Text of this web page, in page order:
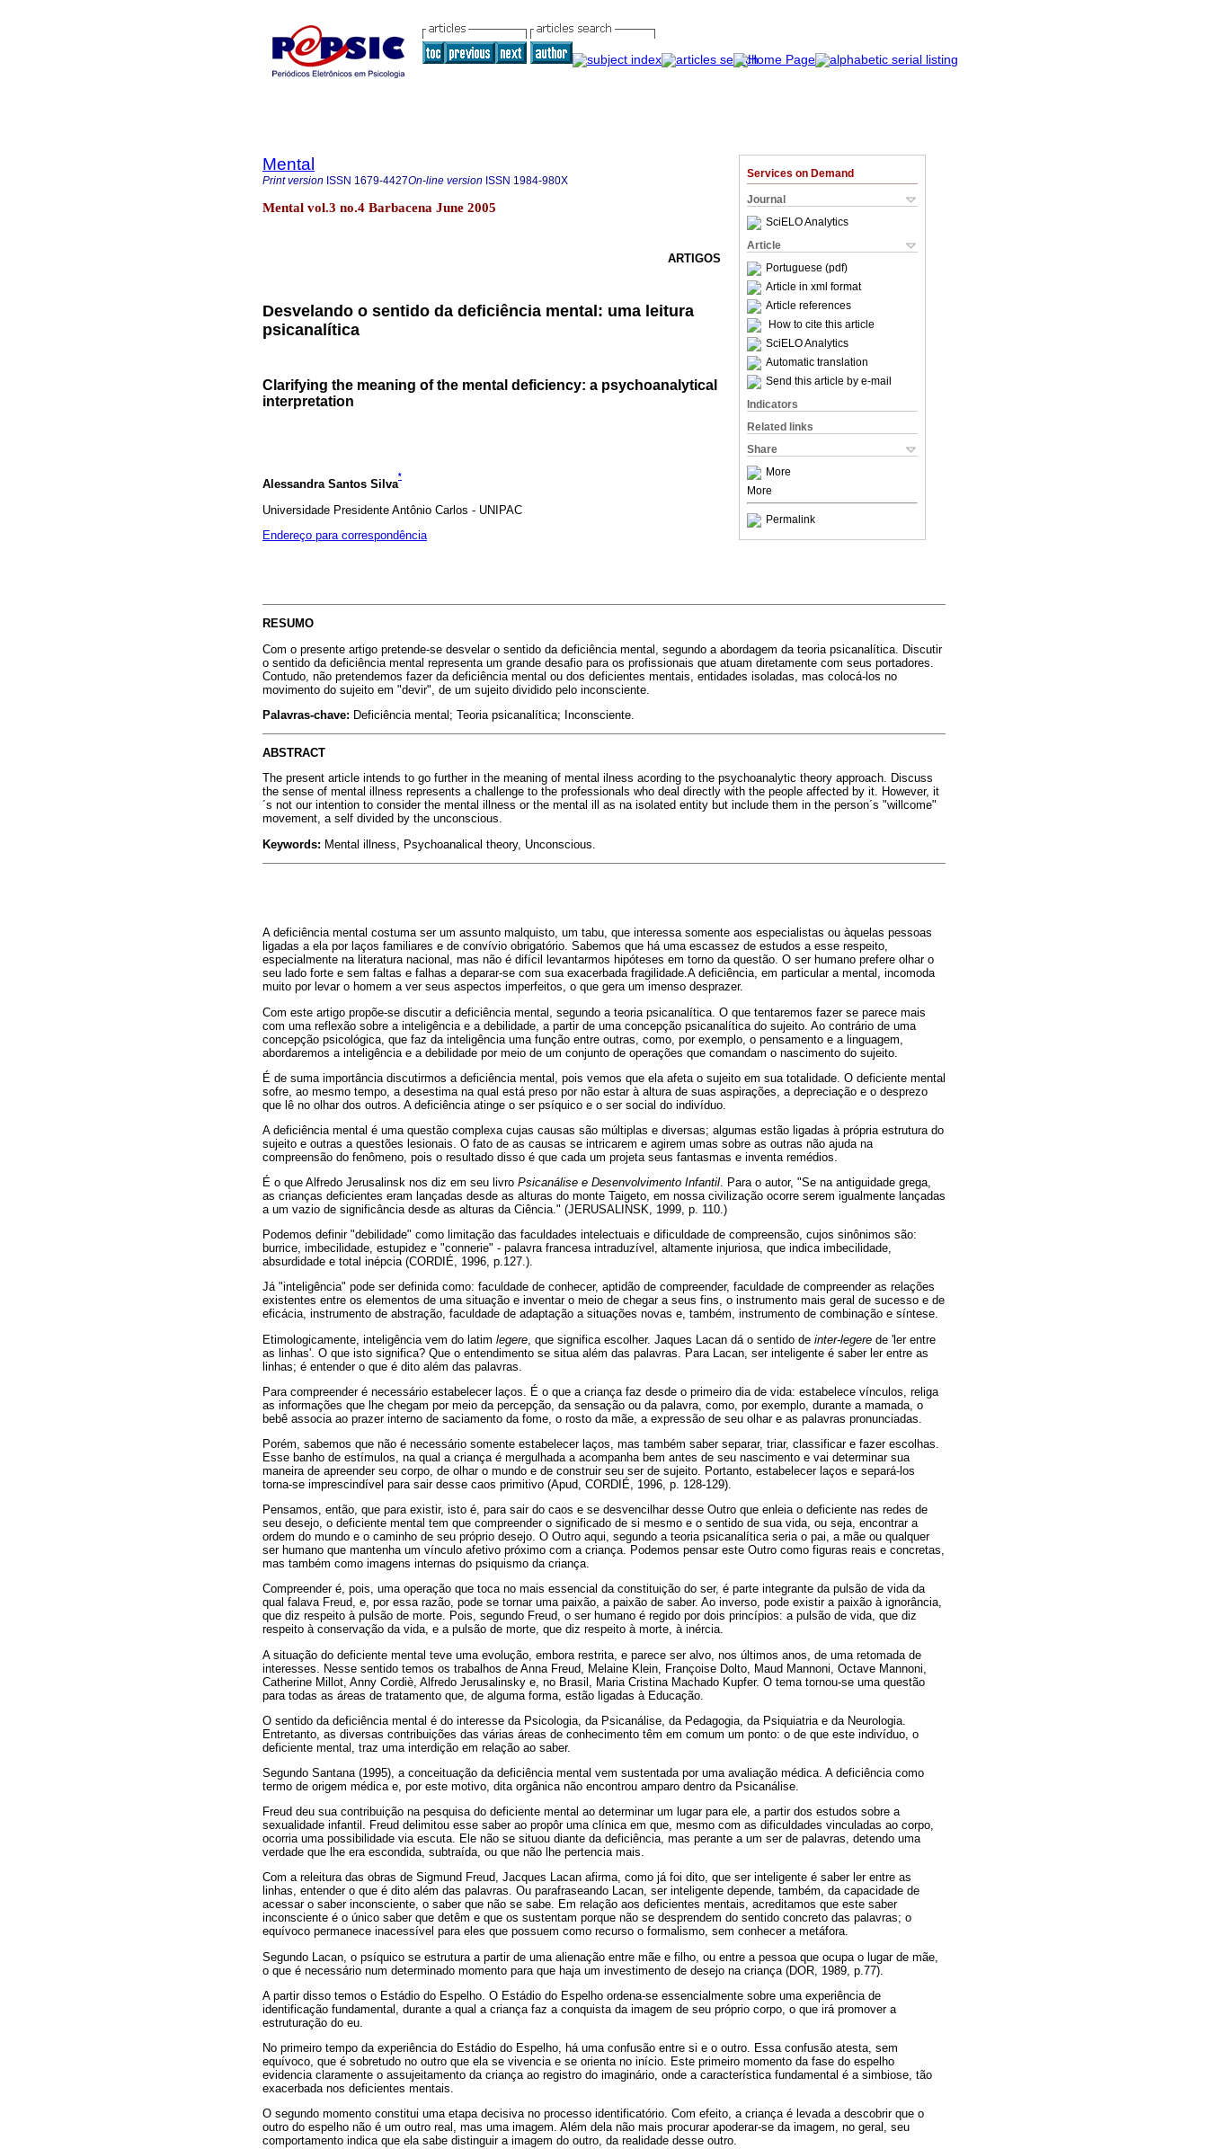
Services on Demand
Journal
SciELO Analytics
Article
Portuguese (pdf)
Article in xml format
Article references
How to cite this article
SciELO Analytics
Automatic translation
Send this article by e-mail
Indicators
Related links
Share
More
More
Permalink
Mental
Print version ISSN 1679-4427On-line version ISSN 1984-980X
Mental vol.3 no.4 Barbacena June 2005
ARTIGOS
Desvelando o sentido da deficiência mental: uma leitura
psicanalítica
Clarifying the meaning of the mental deficiency: a psychoanalytical
interpretation
Alessandra Santos Silva
*
Universidade Presidente Antônio Carlos - UNIPAC
Endereço para correspondência
RESUMO
Com o presente artigo pretende-se desvelar o sentido da deficiência mental, segundo a abordagem da teoria psicanalítica. Discutir
o sentido da deficiência mental representa um grande desafio para os profissionais que atuam diretamente com seus portadores.
Contudo, não pretendemos fazer da deficiência mental ou dos deficientes mentais, entidades isoladas, mas colocá-los no
movimento do sujeito em "devir", de um sujeito dividido pelo inconsciente.
Palavras-chave: Deficiência mental; Teoria psicanalítica; Inconsciente.
ABSTRACT
The present article intends to go further in the meaning of mental ilness acording to the psychoanalytic theory approach. Discuss
the sense of mental illness represents a challenge to the professionals who deal directly with the people affected by it. However, it
´s not our intention to consider the mental illness or the mental ill as na isolated entity but include them in the person´s "willcome"
movement, a self divided by the unconscious.
Keywords: Mental illness, Psychoanalical theory, Unconscious.
A deficiência mental costuma ser um assunto malquisto, um tabu, que interessa somente aos especialistas ou àquelas pessoas
ligadas a ela por laços familiares e de convívio obrigatório. Sabemos que há uma escassez de estudos a esse respeito,
especialmente na literatura nacional, mas não é difícil levantarmos hipóteses em torno da questão. O ser humano prefere olhar o
seu lado forte e sem faltas e falhas a deparar-se com sua exacerbada fragilidade.A deficiência, em particular a mental, incomoda
muito por levar o homem a ver seus aspectos imperfeitos, o que gera um imenso desprazer.
Com este artigo propõe-se discutir a deficiência mental, segundo a teoria psicanalítica. O que tentaremos fazer se parece mais
com uma reflexão sobre a inteligência e a debilidade, a partir de uma concepção psicanalítica do sujeito. Ao contrário de uma
concepção psicológica, que faz da inteligência uma função entre outras, como, por exemplo, o pensamento e a linguagem,
abordaremos a inteligência e a debilidade por meio de um conjunto de operações que comandam o nascimento do sujeito.
É de suma importância discutirmos a deficiência mental, pois vemos que ela afeta o sujeito em sua totalidade. O deficiente mental
sofre, ao mesmo tempo, a desestima na qual está preso por não estar à altura de suas aspirações, a depreciação e o desprezo
que lê no olhar dos outros. A deficiência atinge o ser psíquico e o ser social do indivíduo.
A deficiência mental é uma questão complexa cujas causas são múltiplas e diversas; algumas estão ligadas à própria estrutura do
sujeito e outras a questões lesionais. O fato de as causas se intricarem e agirem umas sobre as outras não ajuda na
compreensão do fenômeno, pois o resultado disso é que cada um projeta seus fantasmas e inventa remédios.
É o que Alfredo Jerusalinsk nos diz em seu livro Psicanálise e Desenvolvimento Infantil. Para o autor, "Se na antiguidade grega,
as crianças deficientes eram lançadas desde as alturas do monte Taigeto, em nossa civilização ocorre serem igualmente lançadas
a um vazio de significância desde as alturas da Ciência." (JERUSALINSK, 1999, p. 110.)
Podemos definir "debilidade" como limitação das faculdades intelectuais e dificuldade de compreensão, cujos sinônimos são:
burrice, imbecilidade, estupidez e "connerie" - palavra francesa intraduzível, altamente injuriosa, que indica imbecilidade,
absurdidade e total inépcia (CORDIÉ, 1996, p.127.).
Já "inteligência" pode ser definida como: faculdade de conhecer, aptidão de compreender, faculdade de compreender as relações
existentes entre os elementos de uma situação e inventar o meio de chegar a seus fins, o instrumento mais geral de sucesso e de
eficácia, instrumento de abstração, faculdade de adaptação a situações novas e, também, instrumento de combinação e síntese.
Etimologicamente, inteligência vem do latim legere , que significa escolher. Jaques Lacan dá o sentido de inter-legere de 'ler entre
as linhas'. O que isto significa? Que o entendimento se situa além das palavras. Para Lacan, ser inteligente é saber ler entre as
linhas; é entender o que é dito além das palavras.
Para compreender é necessário estabelecer laços. É o que a criança faz desde o primeiro dia de vida: estabelece vínculos, religa
as informações que lhe chegam por meio da percepção, da sensação ou da palavra, como, por exemplo, durante a mamada, o
bebê associa ao prazer interno de saciamento da fome, o rosto da mãe, a expressão de seu olhar e as palavras pronunciadas.
Porém, sabemos que não é necessário somente estabelecer laços, mas também saber separar, triar, classificar e fazer escolhas.
Esse banho de estímulos, na qual a criança é mergulhada a acompanha bem antes de seu nascimento e vai determinar sua
maneira de apreender seu corpo, de olhar o mundo e de construir seu ser de sujeito. Portanto, estabelecer laços e separá-los
torna-se imprescindível para sair desse caos primitivo (Apud, CORDIÉ, 1996, p. 128-129).
Pensamos, então, que para existir, isto é, para sair do caos e se desvencilhar desse Outro que enleia o deficiente nas redes de
seu desejo, o deficiente mental tem que compreender o significado de si mesmo e o sentido de sua vida, ou seja, encontrar a
ordem do mundo e o caminho de seu próprio desejo. O Outro aqui, segundo a teoria psicanalítica seria o pai, a mãe ou qualquer
ser humano que mantenha um vínculo afetivo próximo com a criança. Podemos pensar este Outro como figuras reais e concretas,
mas também como imagens internas do psiquismo da criança.
Compreender é, pois, uma operação que toca no mais essencial da constituição do ser, é parte integrante da pulsão de vida da
qual falava Freud, e, por essa razão, pode se tornar uma paixão, a paixão de saber. Ao inverso, pode existir a paixão à ignorância,
que diz respeito à pulsão de morte. Pois, segundo Freud, o ser humano é regido por dois princípios: a pulsão de vida, que diz
respeito à conservação da vida, e a pulsão de morte, que diz respeito à morte, à inércia.
A situação do deficiente mental teve uma evolução, embora restrita, e parece ser alvo, nos últimos anos, de uma retomada de
interesses. Nesse sentido temos os trabalhos de Anna Freud, Melaine Klein, Françoise Dolto, Maud Mannoni, Octave Mannoni,
Catherine Millot, Anny Cordiè, Alfredo Jerusalinsky e, no Brasil, Maria Cristina Machado Kupfer. O tema tornou-se uma questão
para todas as áreas de tratamento que, de alguma forma, estão ligadas à Educação.
O sentido da deficiência mental é do interesse da Psicologia, da Psicanálise, da Pedagogia, da Psiquiatria e da Neurologia.
Entretanto, as diversas contribuições das várias áreas de conhecimento têm em comum um ponto: o de que este indivíduo, o
deficiente mental, traz uma interdição em relação ao saber.
Segundo Santana (1995), a conceituação da deficiência mental vem sustentada por uma avaliação médica. A deficiência como
termo de origem médica e, por este motivo, dita orgânica não encontrou amparo dentro da Psicanálise.
Freud deu sua contribuição na pesquisa do deficiente mental ao determinar um lugar para ele, a partir dos estudos sobre a
sexualidade infantil. Freud delimitou esse saber ao propôr uma clínica em que, mesmo com as dificuldades vinculadas ao corpo,
ocorria uma possibilidade via escuta. Ele não se situou diante da deficiência, mas perante a um ser de palavras, detendo uma
verdade que lhe era escondida, subtraída, ou que não lhe pertencia mais.
Com a releitura das obras de Sigmund Freud, Jacques Lacan afirma, como já foi dito, que ser inteligente é saber ler entre as
linhas, entender o que é dito além das palavras. Ou parafraseando Lacan, ser inteligente depende, também, da capacidade de
acessar o saber inconsciente, o saber que não se sabe. Em relação aos deficientes mentais, acreditamos que este saber
inconsciente é o único saber que detêm e que os sustentam porque não se desprendem do sentido concreto das palavras; o
equívoco permanece inacessível para eles que possuem como recurso o formalismo, sem conhecer a metáfora.
Segundo Lacan, o psíquico se estrutura a partir de uma alienação entre mãe e filho, ou entre a pessoa que ocupa o lugar de mãe,
o que é necessário num determinado momento para que haja um investimento de desejo na criança (DOR, 1989, p.77).
A partir disso temos o Estádio do Espelho. O Estádio do Espelho ordena-se essencialmente sobre uma experiência de
identificação fundamental, durante a qual a criança faz a conquista da imagem de seu próprio corpo, o que irá promover a
estruturação do eu.
No primeiro tempo da experiência do Estádio do Espelho, há uma confusão entre si e o outro. Essa confusão atesta, sem
equívoco, que é sobretudo no outro que ela se vivencia e se orienta no início. Este primeiro momento da fase do espelho
evidencia claramente o assujeitamento da criança ao registro do imaginário, onde a característica fundamental é a simbiose, tão
exacerbada nos deficientes mentais.
O segundo momento constitui uma etapa decisiva no processo identificatório. Com efeito, a criança é levada a descobrir que o
outro do espelho não é um outro real, mas uma imagem. Além dela não mais procurar apoderar-se da imagem, no geral, seu
comportamento indica que ela sabe distinguir a imagem do outro, da realidade desse outro.